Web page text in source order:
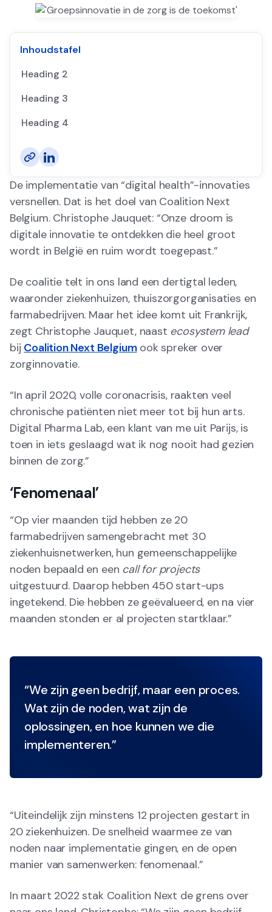
Inhoudstafel
Heading 2
Heading 3
Heading 4
De implementatie van “digital health”-innovaties
versnellen. Dat is het doel van Coalition Next
Belgium. Christophe Jauquet: “Onze droom is
digitale innovatie te ontdekken die heel groot
wordt in België en ruim wordt toegepast.”
De coalitie telt in ons land een dertigtal leden,
waaronder ziekenhuizen, thuiszorgorganisaties en
farmabedrijven. Maar het idee komt uit Frankrijk,
zegt Christophe Jauquet, naast ecosystem lead
bij Coalition Next Belgiumook spreker over
zorginnovatie.
“In april 2020, volle coronacrisis, raakten veel
chronische patiënten niet meer tot bij hun arts.
Digital Pharma Lab, een klant van me uit Parijs, is
toen in iets geslaagd wat ik nog nooit had gezien
binnen de zorg.”
‘Fenomenaal’
“Op vier maanden tijd hebben ze 20
farmabedrijven samengebracht met 30
ziekenhuisnetwerken, hun gemeenschappelijke
noden bepaald en een call for projects
uitgestuurd. Daarop hebben 450 start-ups
ingetekend. Die hebben ze geëvalueerd, en na vier
maanden stonden er al projecten startklaar.”
“We zijn geen bedrijf, maar een proces.
Wat zijn de noden, wat zijn de
oplossingen, en hoe kunnen we die
implementeren.”
“Uiteindelijk zijn minstens 12 projecten gestart in
20 ziekenhuizen. De snelheid waarmee ze van
noden naar implementatie gingen, en de open
manier van samenwerken: fenomenaal.”
In maart 2022 stak Coalition Next de grens over